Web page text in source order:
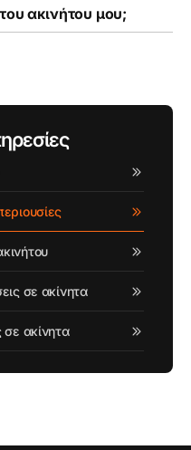
σε ακίνητα
σε ακίνητα
ακινήτου μου;